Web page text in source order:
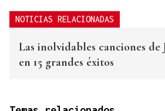
NOTICIAS RELACIONADAS
Las inolvidables canciones de
en 15 grandes éxitos